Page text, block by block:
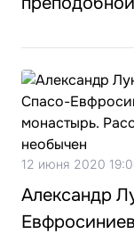
12 июня 2020
Александр